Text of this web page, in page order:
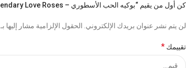
كن أول من يقيم “بوكيه الحب الأسطوري – Legendary Love Roses”
لن يتم نشر عنوان بريدك الإلكتروني. الحقول الإلزامية مشار إليها بـ
تقييمك *